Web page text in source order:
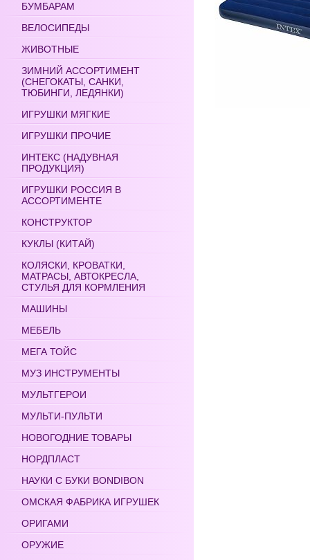
БУМБАРАМ
ВЕЛОСИПЕДЫ
ЖИВОТНЫЕ
ЗИМНИЙ АССОРТИМЕНТ
(СНЕГОКАТЫ, САНКИ,
ТЮБИНГИ, ЛЕДЯНКИ)
ИГРУШКИ МЯГКИЕ
ИГРУШКИ ПРОЧИЕ
ИНТЕКС (НАДУВНАЯ
ПРОДУКЦИЯ)
ИГРУШКИ РОССИЯ В
АССОРТИМЕНТЕ
КОНСТРУКТОР
КУКЛЫ (КИТАЙ)
КОЛЯСКИ, КРОВАТКИ,
МАТРАСЫ, АВТОКРЕСЛА,
СТУЛЬЯ ДЛЯ КОРМЛЕНИЯ
МАШИНЫ
МЕБЕЛЬ
МЕГА ТОЙС
МУЗ ИНСТРУМЕНТЫ
МУЛЬТГЕРОИ
МУЛЬТИ-ПУЛЬТИ
НОВОГОДНИЕ ТОВАРЫ
НОРДПЛАСТ
НАУКИ С БУКИ BONDIBON
ОМСКАЯ ФАБРИКА ИГРУШЕК
ОРИГАМИ
ОРУЖИЕ